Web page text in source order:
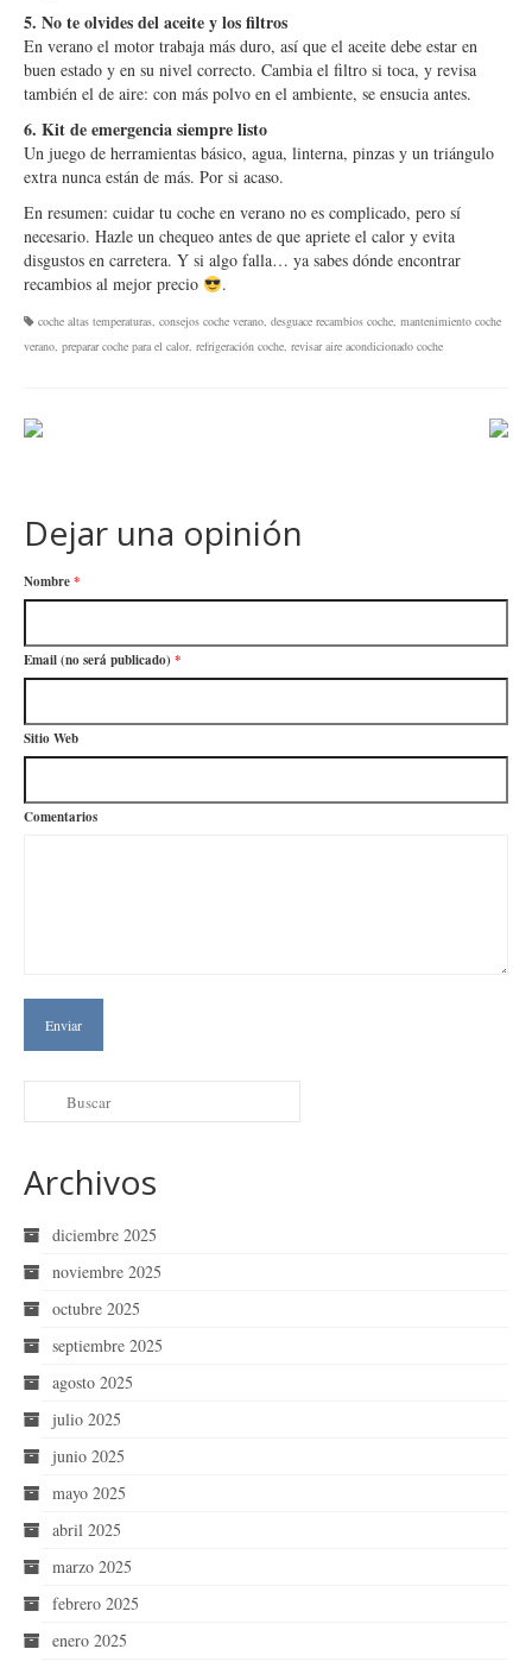
5. No te olvides del aceite y los filtros
En verano el motor trabaja más duro, así que el aceite debe estar en
buen estado y en su nivel correcto. Cambia el filtro si toca, y revisa
también el de aire: con más polvo en el ambiente, se ensucia antes.
6. Kit de emergencia siempre listo
Un juego de herramientas básico, agua, linterna, pinzas y un triángulo
extra nunca están de más. Por si acaso.
En resumen: cuidar tu coche en verano no es complicado, pero sí
necesario. Hazle un chequeo antes de que apriete el calor y evita
disgustos en carretera. Y si algo falla… ya sabes dónde encontrar
recambios al mejor precio
.
coche altas temperaturas, consejos coche verano, desguace recambios coche, mantenimiento coche
verano, preparar coche para el calor, refrigeración coche, revisar aire acondicionado coche
Dejar una opinión
Nombre*
Email (no será publicado) *
Sitio Web
Comentarios
Archivos
diciembre 2025
noviembre 2025
octubre 2025
septiembre 2025
agosto 2025
julio 2025
junio 2025
mayo 2025
abril 2025
marzo 2025
febrero 2025
enero 2025